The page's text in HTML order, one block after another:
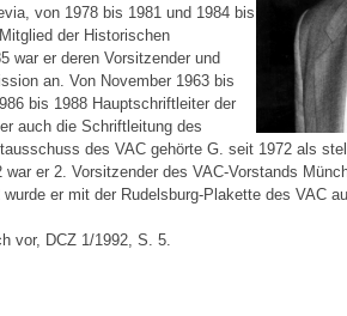
von 1978 bis 1981 und 1984 bis
der Historischen
war er deren Vorsitzender und
an. Von November 1963 bis
bis 1988 Hauptschriftleiter der
auch die Schriftleitung des
des VAC gehörte G. seit 1972 als
er 2. Vorsitzender des VAC-Vorstands
er mit der Rudelsburg-Plakette des VAC
vor, DCZ 1/1992, S. 5.